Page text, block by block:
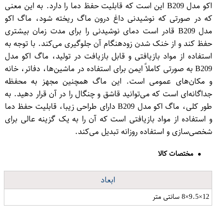
اکو مدل B209 این است که قابلیت حفظ دما را دارد. به این معنی
که در صورتی که نوشیدنی داغ درون ماگ ریخته شود، ماگ اکو
مدل B209 قادر است دمای نوشیدنی را برای مدت زمان بیشتری
حفظ کند و از خنک شدن زودهنگام آن جلوگیری می‌کند. با توجه به
استفاده از مواد بازیافتی و قابل بازیافت در تولید، ماگ اکو مدل
B209 به صورتی کاملاً ایمن برای استفاده در ماشین‌ها، دفاتر، خانه
و مکان‌های عمومی است. این ماگ همچنین مجهز به محفظه
جداگانه‌ای است که می‌توانید قاشق و چنگال را در آن قرار دهید. به
طور کلی، ماگ اکو مدل B209 دارای طراحی زیبا، قابلیت حفظ دما
و استفاده از مواد بازیافتی است که آن را به یک گزینه عالی برای
شخصی‌سازی و استفاده روزانه تبدیل می‌کند.
مختصات کالا
ابعاد
12×9.5×8 سانتی متر